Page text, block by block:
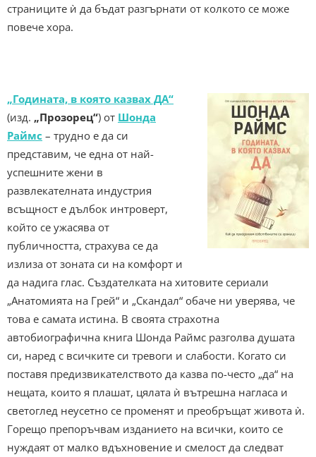
страниците ѝ да бъдат разгърнати от колкото се може
повече хора.
„Годината, в която казвах ДА“
(изд. „Прозорец“) от Шонда
Раймс – трудно е да си
представим, че една от най-
успешните жени в
развлекателната индустрия
всъщност е дълбок интроверт,
който се ужасява от
публичността, страхува се да
излиза от зоната си на комфорт и
да надига глас. Създателката на хитовите сериали
„Анатомията на Грей“ и „Скандал“ обаче ни уверява, че
това е самата истина. В своята страхотна
автобиографична книга Шонда Раймс разголва душата
си, наред с всичките си тревоги и слабости. Когато си
поставя предизвикателството да казва по-често „да“ на
нещата, които я плашат, цялата ѝ вътрешна нагласа и
светоглед неусетно се променят и преобръщат живота ѝ.
Горещо препоръчвам изданието на всички, които се
нуждаят от малко вдъхновение и смелост да следват